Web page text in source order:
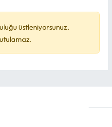
üstleniyorsunuz.